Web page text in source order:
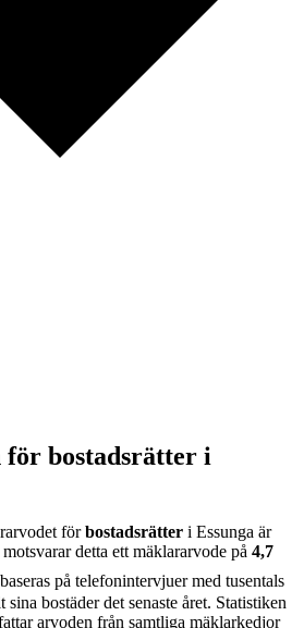
bostadsrätter i
förbostadsrätter i Essunga är
detta ett mäklararvode på 4,7
på telefonintervjuer med tusentals
sina bostäder det senaste året. Statistiken
arvoden från samtliga mäklarkedjor